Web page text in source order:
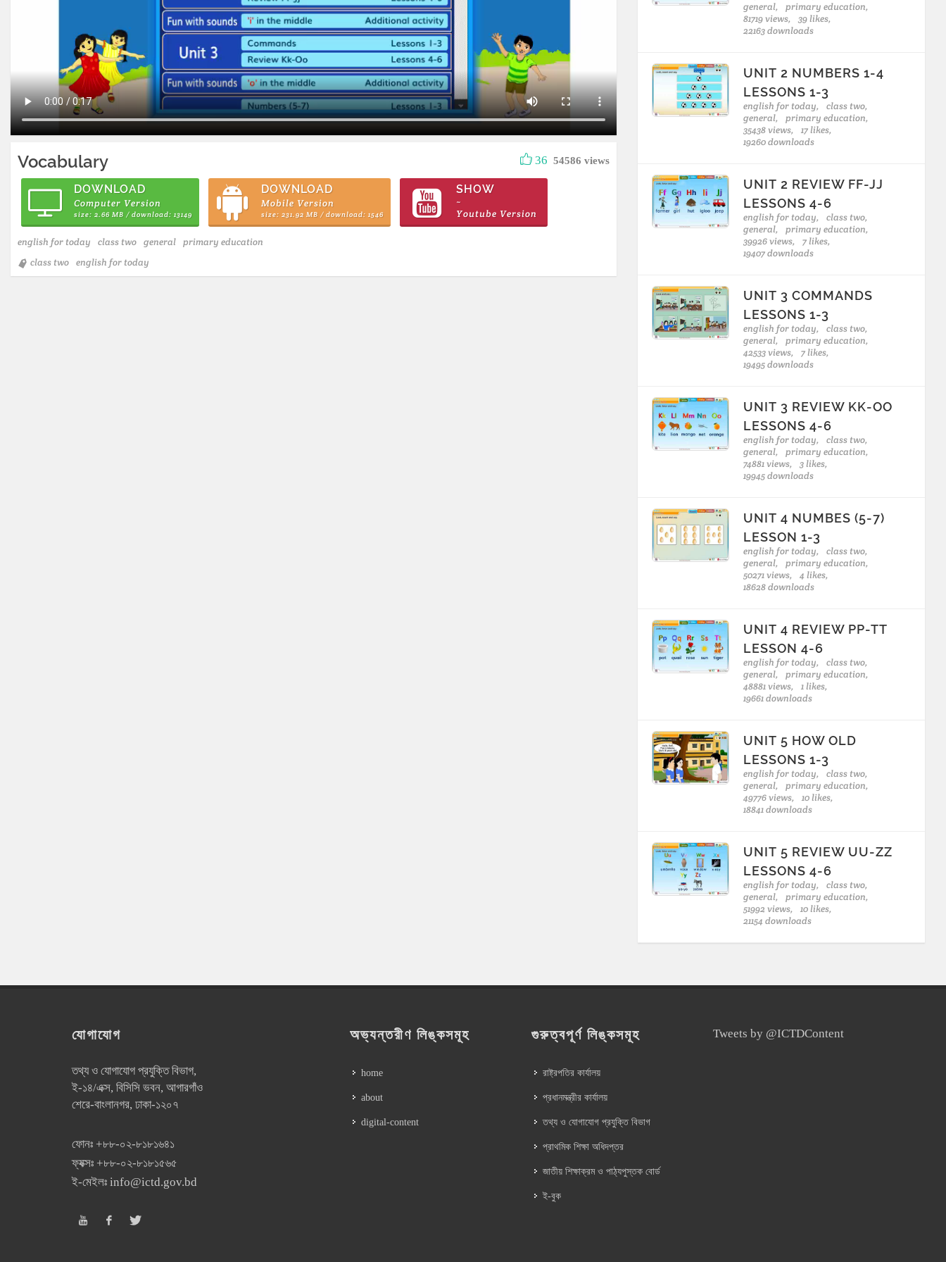
Vocabulary 36 54586 views
DOWNLOAD
Computer Version
size: 2.66 MB / download: 13149
DOWNLOAD
Mobile Version
size: 231.92 MB / download: 1546
SHOW
~
Youtube Version
english for today class two general primary education
class two english for today
general,
primary education,
81719 views,
39 likes,
22163 downloads
UNIT 2 NUMBERS 1-4
LESSONS 1-3
english for today,
class two,
general,
primary education,
35438 views,
17 likes,
19260 downloads
UNIT 2 REVIEW FF-JJ
LESSONS 4-6
english for today,
class two,
general,
primary education,
39926 views,
7 likes,
19407 downloads
UNIT 3 COMMANDS
LESSONS 1-3
english for today,
class two,
general,
primary education,
42533 views,
7 likes,
19495 downloads
UNIT 3 REVIEW KK-OO
LESSONS 4-6
english for today,
class two,
general,
primary education,
74881 views,
3 likes,
19945 downloads
UNIT 4 NUMBES (5-7)
LESSON 1-3
english for today,
class two,
general,
primary education,
50271 views,
4 likes,
18628 downloads
UNIT 4 REVIEW PP-TT
LESSON 4-6
english for today,
class two,
general,
primary education,
48881 views,
1 likes,
19661 downloads
UNIT 5 HOW OLD
LESSONS 1-3
english for today,
class two,
general,
primary education,
49776 views,
10 likes,
18841 downloads
UNIT 5 REVIEW UU-ZZ
LESSONS 4-6
english for today,
class two,
general,
primary education,
51992 views,
10 likes,
21154 downloads
যোগাযোগ
তথ্য ও যোগাযোগ প্রযুক্তি বিভাগ,
ই-১৪/এক্স, বিসিসি ভবন, আগারগাঁও
শেরে-বাংলানগর, ঢাকা-১২০৭
ফোনঃ +৮৮-০২-৮১৮১৬৪১
ফ্যক্সঃ +৮৮-০২-৮১৮১৫৬৫
ই-মেইলঃ info@ictd.gov.bd
অভ্যন্তরীণ লিঙ্কসমূহ
home
about
digital-content
গুরুত্বপূর্ণ লিঙ্কসমূহ
রাষ্ট্রপতির কার্যালয়
প্রধানমন্ত্রীর কার্যালয়
তথ্য ও যোগাযোগ প্রযুক্তি বিভাগ
প্রাথমিক শিক্ষা অধিদপ্তর
জাতীয় শিক্ষাক্রম ও পাঠ্যপুস্তক বোর্ড
ই-বুক
Tweets by @ICTDContent